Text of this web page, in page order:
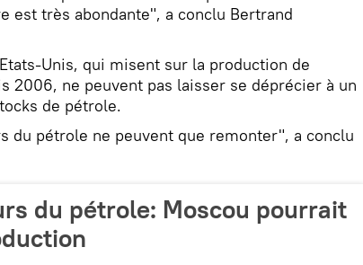
est très abondante", a conclu Bertrand
Unis, qui misent sur la production de
2006, ne peuvent pas laisser se déprécier à un
de pétrole.
du pétrole ne peuvent que remonter", a conclu
du pétrole: Moscou pourrait